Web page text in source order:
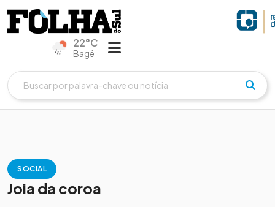
22°C
Bagé
SOCIAL
Joia da coroa